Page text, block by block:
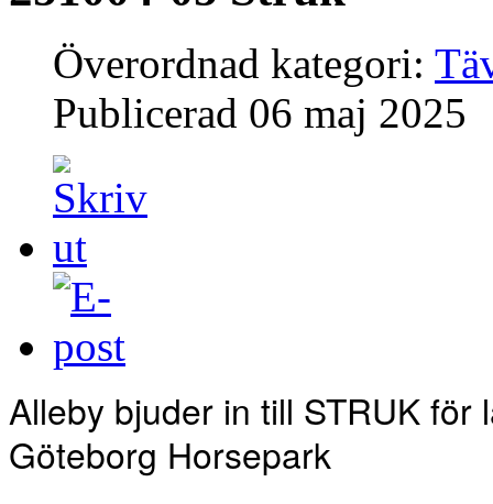
Överordnad kategori:
Publicerad 06 maj 2025
Alleby bjuder in till STRUK
Göteborg Horsepark